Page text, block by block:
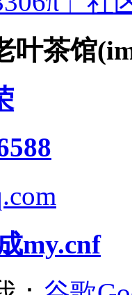
叶茶馆
my.cnf